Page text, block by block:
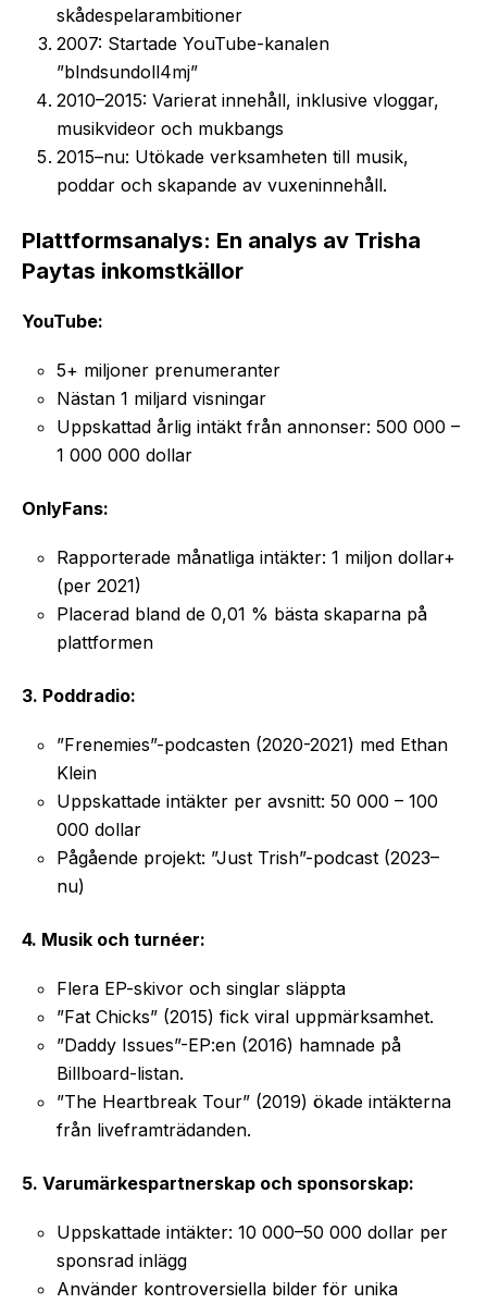
skådespelarambitioner
2007: Startade YouTube-kanalen
”blndsundoll4mj”
2010–2015: Varierat innehåll, inklusive vloggar,
musikvideor och mukbangs
2015–nu: Utökade verksamheten till musik,
poddar och skapande av vuxeninnehåll.
Plattformsanalys: En analys av Trisha
Paytas inkomstkällor
YouTube:
5+ miljoner prenumeranter
Nästan 1 miljard visningar
Uppskattad årlig intäkt från annonser: 500 000 –
1 000 000 dollar
OnlyFans:
Rapporterade månatliga intäkter: 1 miljon dollar+
(per 2021)
Placerad bland de 0,01 % bästa skaparna på
plattformen
3. Poddradio:
”Frenemies”-podcasten (2020-2021) med Ethan
Klein
Uppskattade intäkter per avsnitt: 50 000 – 100
000 dollar
Pågående projekt: ”Just Trish”-podcast (2023–
nu)
4. Musik och turnéer:
Flera EP-skivor och singlar släppta
”Fat Chicks” (2015) fick viral uppmärksamhet.
”Daddy Issues”-EP:en (2016) hamnade på
Billboard-listan.
”The Heartbreak Tour” (2019) ökade intäkterna
från liveframträdanden.
5. Varumärkespartnerskap och sponsorskap:
Uppskattade intäkter: 10 000–50 000 dollar per
sponsrad inlägg
Använder kontroversiella bilder för unika